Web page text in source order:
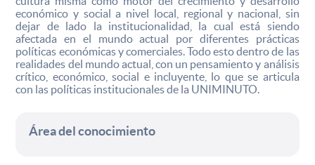
económico y social a nivel local, regional y nacional, sin
dejar de lado la institucionalidad, la cual está siendo
afectada en el mundo actual por diferentes prácticas
políticas económicas y comerciales. Todo esto dentro de las
realidades del mundo actual, con un pensamiento y análisis
crítico, económico, social e incluyente, lo que se articula
con las políticas institucionales de la UNIMINUTO.
Área del conocimiento